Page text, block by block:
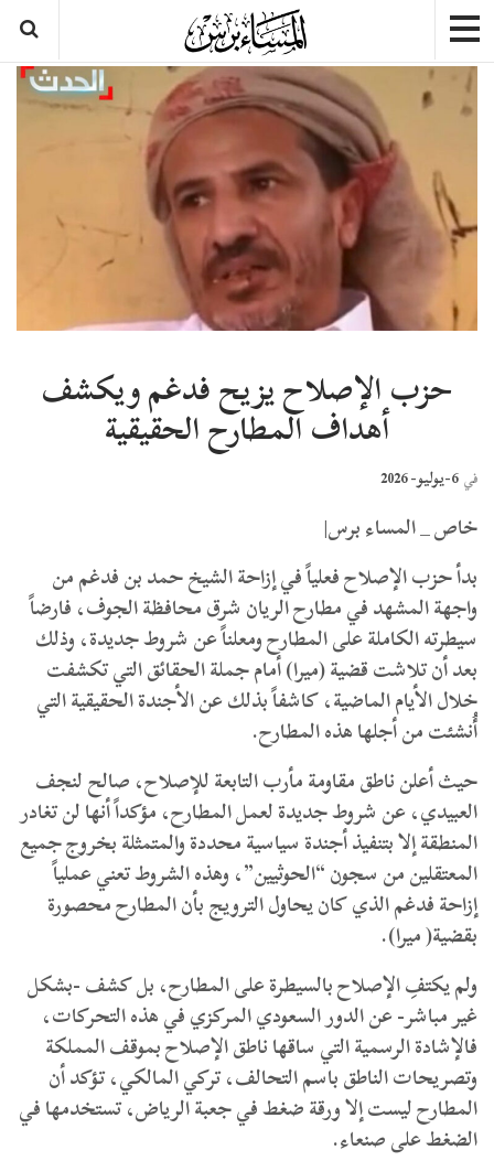
حزب الإصلاح يزيح فدغم ويكشف
أهداف المطارح الحقيقية
في 6-يوليو- 2026
خاص _ المساء برس|
بدأ حزب الإصلاح فعلياً في إزاحة الشيخ حمد بن فدغم من
واجهة المشهد في مطارح الريان شرق محافظة الجوف، فارضاً
سيطرته الكاملة على المطارح ومعلناً عن شروط جديدة، وذلك
بعد أن تلاشت قضية (ميرا) أمام جملة الحقائق التي تكشفت
خلال الأيام الماضية، كاشفاً بذلك عن الأجندة الحقيقية التي
أُنشئت من أجلها هذه المطارح.
حيث أعلن ناطق مقاومة مأرب التابعة للإصلاح، صالح لنجف
العبيدي، عن شروط جديدة لعمل المطارح، مؤكداً أنها لن تغادر
المنطقة إلا بتنفيذ أجندة سياسية محددة والمتمثلة بخروج جميع
المعتقلين من سجون “الحوثيين”، وهذه الشروط تعني عملياً
إزاحة فدغم الذي كان يحاول الترويج بأن المطارح محصورة
بقضية( ميرا).
ولم يكتفِ الإصلاح بالسيطرة على المطارح، بل كشف -بشكل
غير مباشر- عن الدور السعودي المركزي في هذه التحركات،
فالإشادة الرسمية التي ساقها ناطق الإصلاح بموقف المملكة
وتصريحات الناطق باسم التحالف، تركي المالكي، تؤكد أن
المطارح ليست إلا ورقة ضغط في جعبة الرياض، تستخدمها في
الضغط على صنعاء.